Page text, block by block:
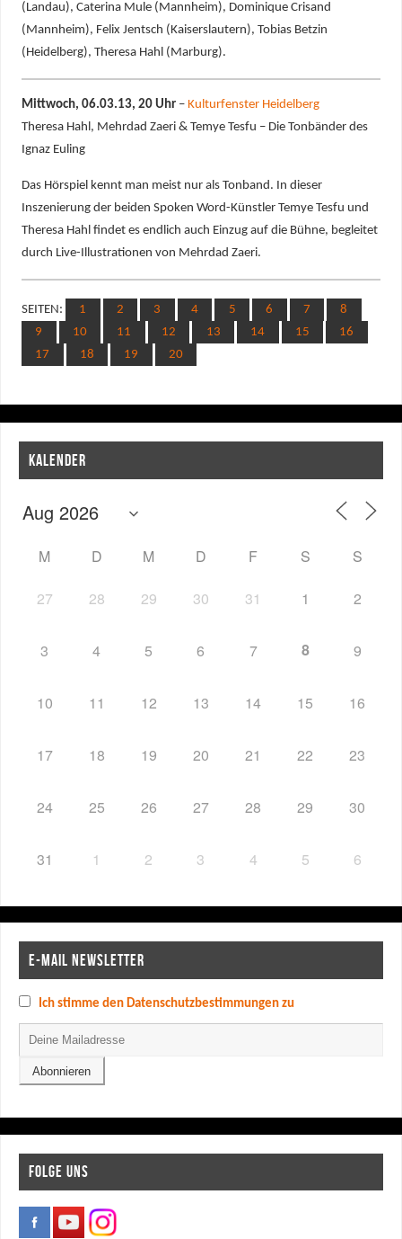
(Landau), Caterina Mule (Mannheim), Dominique Crisand
(Mannheim), Felix Jentsch (Kaiserslautern), Tobias Betzin
(Heidelberg), Theresa Hahl (Marburg).
Mittwoch, 06.03.13, 20 Uhr– Kulturfenster Heidelberg
Theresa Hahl, Mehrdad Zaeri & Temye Tesfu – Die Tonbänder des
Ignaz Euling
Das Hörspiel kennt man meist nur als Tonband. In dieser
Inszenierung der beiden Spoken Word-Künstler Temye Tesfu und
Theresa Hahl findet es endlich auch Einzug auf die Bühne, begleitet
durch Live-Illustrationen von Mehrdad Zaeri.
SEITEN: 1 2 3 4 5 6 7
8
9
10 11 12 13 14 15
16
17
18 19 20
KALENDER
M D M D F S S
27 28 29 30 31 1 2
3 4 5 6 7 8 9
10 11 12 13 14 15 16
17 18 19 20 21 22 23
24 25 26 27 28 29 30
31 1 2 3 4 5 6
E-MAIL NEWSLETTER
Ich stimme den Datenschutzbestimmungen zu
FOLGE UNS